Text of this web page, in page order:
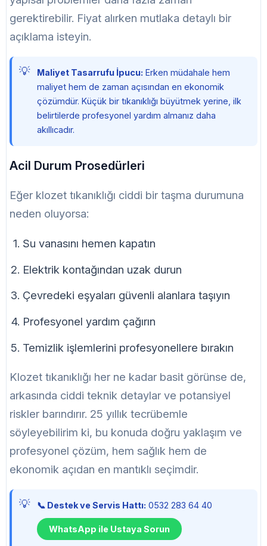
gerektirebilir. Fiyat alırken mutlaka detaylı bir
açıklama isteyin.
Maliyet Tasarrufu İpucu: Erken müdahale hem
maliyet hem de zaman açısından en ekonomik
çözümdür. Küçük bir tıkanıklığı büyütmek yerine, ilk
belirtilerde profesyonel yardım almanız daha
akıllıcadır.
Acil Durum Prosedürleri
Eğer klozet tıkanıklığı ciddi bir taşma durumuna
neden oluyorsa:
Su vanasını hemen kapatın
Elektrik kontağından uzak durun
Çevredeki eşyaları güvenli alanlara taşıyın
Profesyonel yardım çağırın
Temizlik işlemlerini profesyonellere bırakın
Klozet tıkanıklığı her ne kadar basit görünse de,
arkasında ciddi teknik detaylar ve potansiyel
riskler barındırır. 25 yıllık tecrübemle
söyleyebilirim ki, bu konuda doğru yaklaşım ve
profesyonel çözüm, hem sağlık hem de
ekonomik açıdan en mantıklı seçimdir.
📞 Destek ve Servis Hattı: 0532 283 64 40
WhatsApp ile Ustaya Sorun